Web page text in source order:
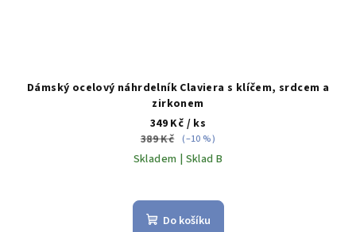
Dámský ocelový náhrdelník Claviera s klíčem, srdcem a
zirkonem
349 Kč / ks
389 Kč (–10 %)
Skladem | Sklad B
Do košíku